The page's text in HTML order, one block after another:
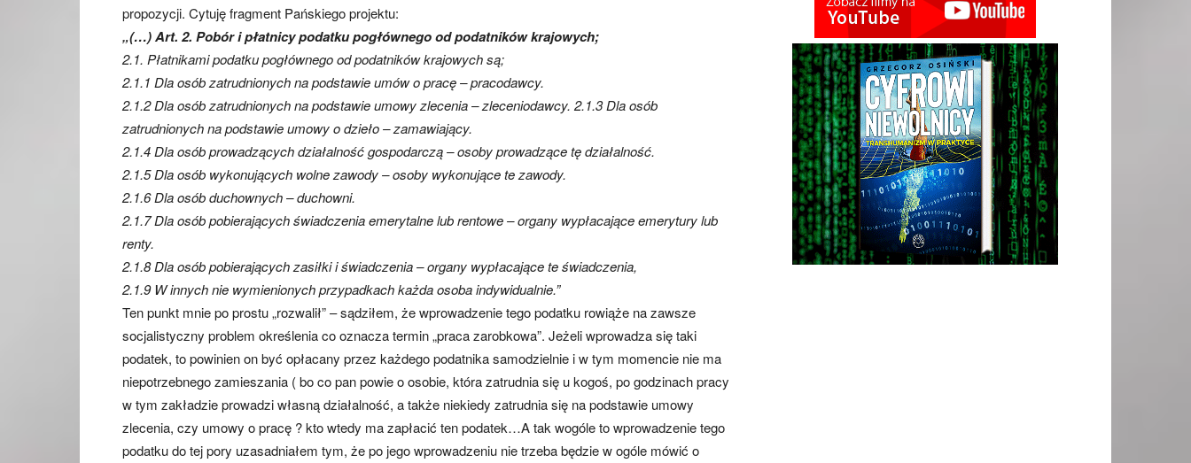
propozycji. Cytuję fragment Pańskiego projektu:
„(…) Art. 2. Pobór i płatnicy podatku pogłównego od podatników krajowych;
2.1. Płatnikami podatku pogłównego od podatników krajowych są;
2.1.1 Dla osób zatrudnionych na podstawie umów o pracę – pracodawcy.
2.1.2 Dla osób zatrudnionych na podstawie umowy zlecenia – zleceniodawcy. 2.1.3 Dla osób
zatrudnionych na podstawie umowy o dzieło – zamawiający.
2.1.4 Dla osób prowadzących działalność gospodarczą – osoby prowadzące tę działalność.
2.1.5 Dla osób wykonujących wolne zawody – osoby wykonujące te zawody.
2.1.6 Dla osób duchownych – duchowni.
2.1.7 Dla osób pobierających świadczenia emerytalne lub rentowe – organy wypłacające emerytury lub
renty.
2.1.8 Dla osób pobierających zasiłki i świadczenia – organy wypłacające te świadczenia,
2.1.9 W innych nie wymienionych przypadkach każda osoba indywidualnie.”
Ten punkt mnie po prostu „rozwalił” – sądziłem, że wprowadzenie tego podatku rowiąże na zawsze
socjalistyczny problem określenia co oznacza termin „praca zarobkowa”. Jeżeli wprowadza się taki
podatek, to powinien on być opłacany przez każdego podatnika samodzielnie i w tym momencie nie ma
niepotrzebnego zamieszania ( bo co pan powie o osobie, która zatrudnia się u kogoś, po godzinach pracy
w tym zakładzie prowadzi własną działalność, a także niekiedy zatrudnia się na podstawie umowy
zlecenia, czy umowy o pracę ? kto wtedy ma zapłacić ten podatek…A tak wogóle to wprowadzenie tego
podatku do tej pory uzasadniałem tym, że po jego wprowadzeniu nie trzeba będzie w ogóle mówić o